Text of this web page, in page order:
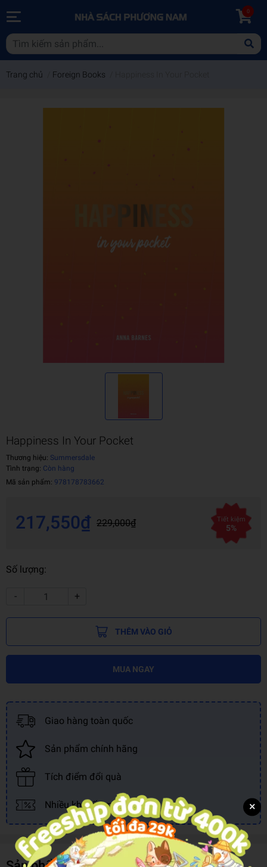
0
Trang chủ Foreign Books
Happiness In Your Pocket
Thương hiệu: Summersdale
Tình trạng: Còn hàng
Mã sản phẩm: 978178783662
217,550₫ 229,000₫ Tiết kiệm
5%
Số lượng:
- +
THÊM VÀO GIỎ
MUA NGAY
Giao hàng toàn quốc
Sản phẩm chính hãng
Tích điểm đổi quà
Nhiều khuyến mãi, ưu đãi ×